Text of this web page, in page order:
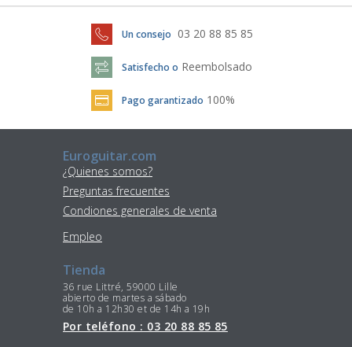
Un consejo 03 20 88 85 85
Satisfecho o Reembolsado
Pago garantizado 100%
Euroguitar.com
¿Quienes somos?
Preguntas frecuentes
Condiones generales de venta
Empleo
Tienda
36 rue Littré, 59000 Lille
abierto de martes a sábado
de 10h a 12h30 et de 14h a 19h
Por teléfono : 03 20 88 85 85